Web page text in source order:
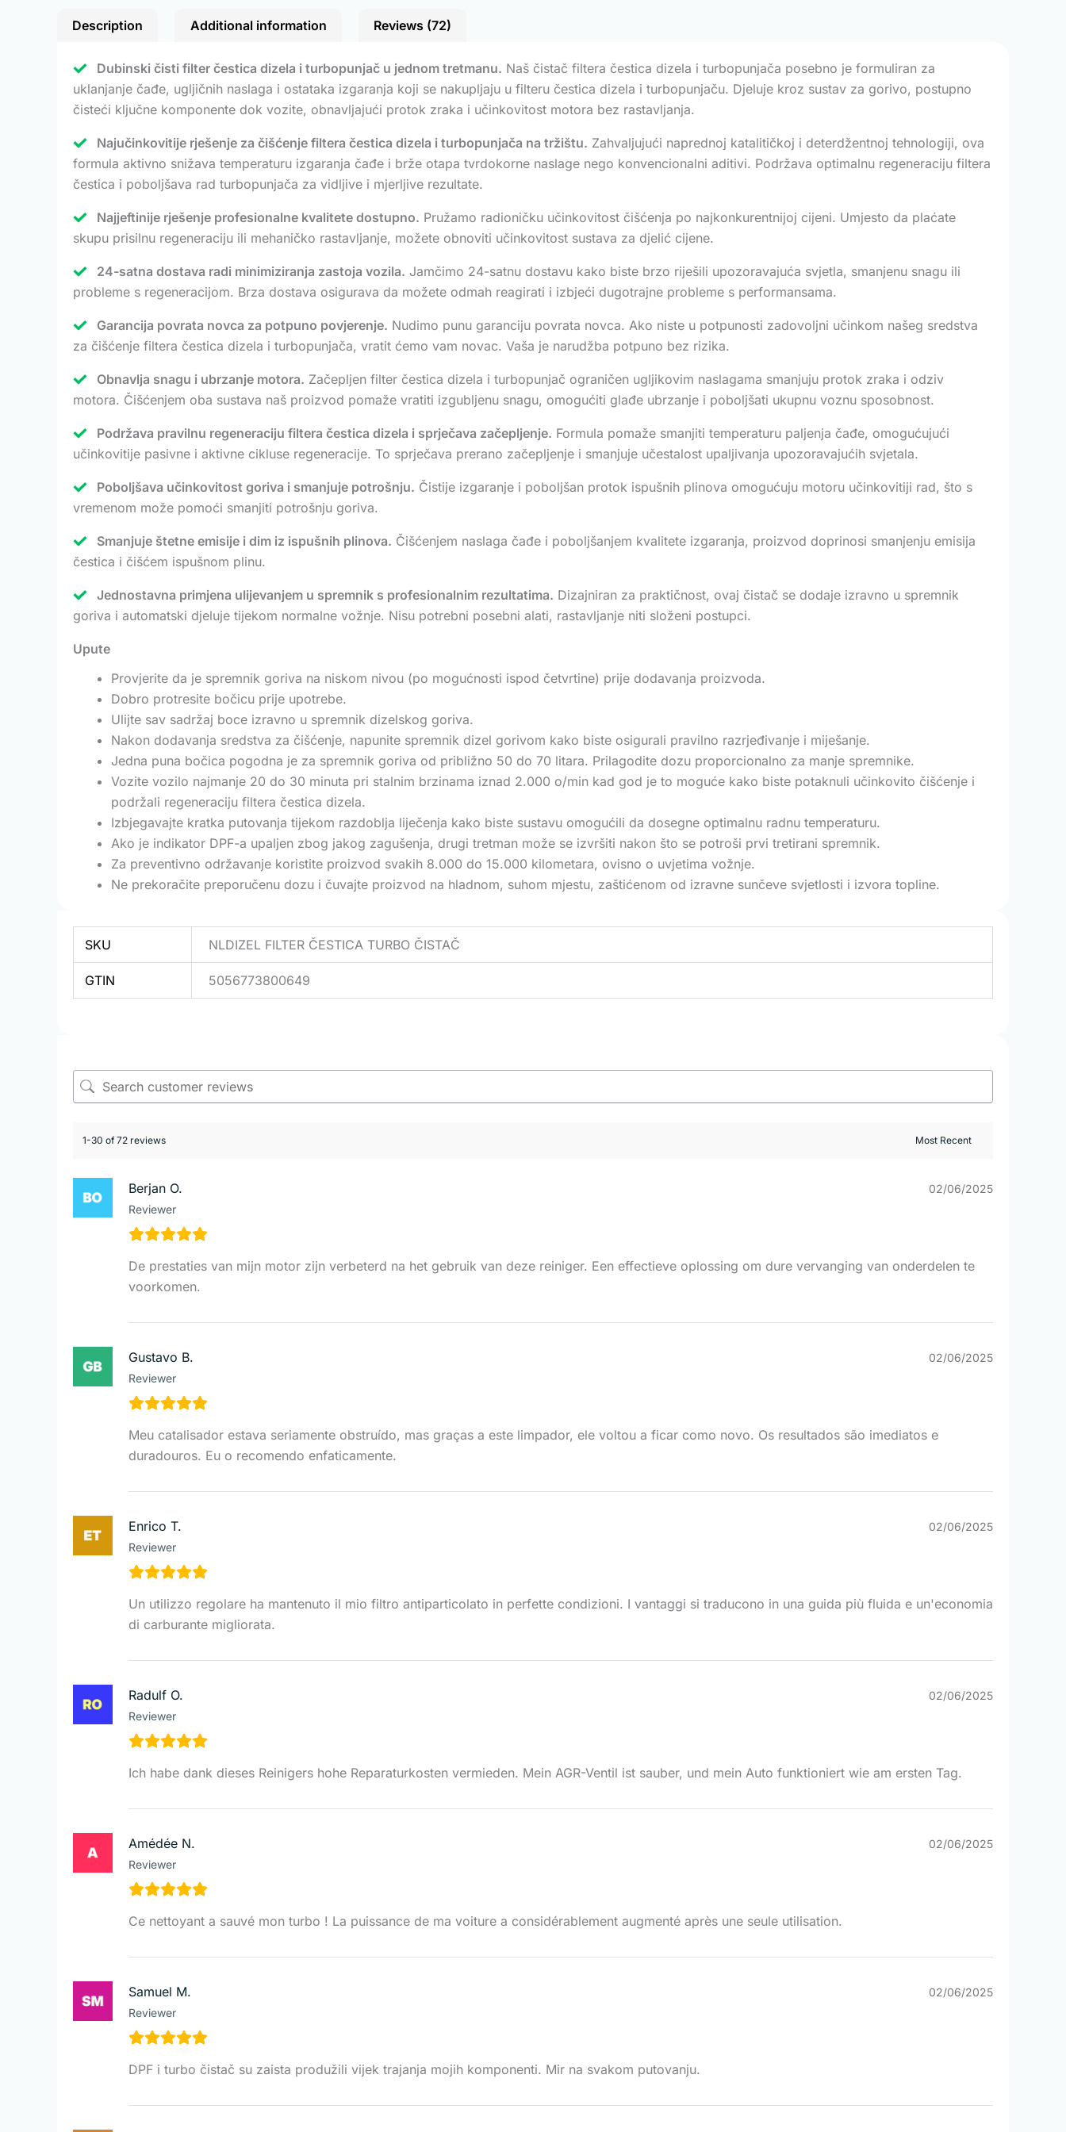
Description Additional information Reviews (72)
Dubinski čisti filter čestica dizela i turbopunjač u jednom tretmanu. Naš čistač filtera čestica dizela i turbopunjača posebno je formuliran za
uklanjanje čađe, ugljičnih naslaga i ostataka izgaranja koji se nakupljaju u filteru čestica dizela i turbopunjaču. Djeluje kroz sustav za gorivo, postupno
čisteći ključne komponente dok vozite, obnavljajući protok zraka i učinkovitost motora bez rastavljanja.
Najučinkovitije rješenje za čišćenje filtera čestica dizela i turbopunjača na tržištu. Zahvaljujući naprednoj katalitičkoj i deterdžentnoj tehnologiji, ova
formula aktivno snižava temperaturu izgaranja čađe i brže otapa tvrdokorne naslage nego konvencionalni aditivi. Podržava optimalnu regeneraciju filtera
čestica i poboljšava rad turbopunjača za vidljive i mjerljive rezultate.
Najjeftinije rješenje profesionalne kvalitete dostupno. Pružamo radioničku učinkovitost čišćenja po najkonkurentnijoj cijeni. Umjesto da plaćate
skupu prisilnu regeneraciju ili mehaničko rastavljanje, možete obnoviti učinkovitost sustava za djelić cijene.
24-satna dostava radi minimiziranja zastoja vozila. Jamčimo 24-satnu dostavu kako biste brzo riješili upozoravajuća svjetla, smanjenu snagu ili
probleme s regeneracijom. Brza dostava osigurava da možete odmah reagirati i izbjeći dugotrajne probleme s performansama.
Garancija povrata novca za potpuno povjerenje. Nudimo punu garanciju povrata novca. Ako niste u potpunosti zadovoljni učinkom našeg sredstva
za čišćenje filtera čestica dizela i turbopunjača, vratit ćemo vam novac. Vaša je narudžba potpuno bez rizika.
Obnavlja snagu i ubrzanje motora. Začepljen filter čestica dizela i turbopunjač ograničen ugljikovim naslagama smanjuju protok zraka i odziv
motora. Čišćenjem oba sustava naš proizvod pomaže vratiti izgubljenu snagu, omogućiti glađe ubrzanje i poboljšati ukupnu voznu sposobnost.
Podržava pravilnu regeneraciju filtera čestica dizela i sprječava začepljenje. Formula pomaže smanjiti temperaturu paljenja čađe, omogućujući
učinkovitije pasivne i aktivne cikluse regeneracije. To sprječava prerano začepljenje i smanjuje učestalost upaljivanja upozoravajućih svjetala.
Poboljšava učinkovitost goriva i smanjuje potrošnju. Čistije izgaranje i poboljšan protok ispušnih plinova omogućuju motoru učinkovitiji rad, što s
vremenom može pomoći smanjiti potrošnju goriva.
Smanjuje štetne emisije i dim iz ispušnih plinova. Čišćenjem naslaga čađe i poboljšanjem kvalitete izgaranja, proizvod doprinosi smanjenju emisija
čestica i čišćem ispušnom plinu.
Jednostavna primjena ulijevanjem u spremnik s profesionalnim rezultatima. Dizajniran za praktičnost, ovaj čistač se dodaje izravno u spremnik
goriva i automatski djeluje tijekom normalne vožnje. Nisu potrebni posebni alati, rastavljanje niti složeni postupci.
Upute
Provjerite da je spremnik goriva na niskom nivou (po mogućnosti ispod četvrtine) prije dodavanja proizvoda.
Dobro protresite bočicu prije upotrebe.
Ulijte sav sadržaj boce izravno u spremnik dizelskog goriva.
Nakon dodavanja sredstva za čišćenje, napunite spremnik dizel gorivom kako biste osigurali pravilno razrjeđivanje i miješanje.
Jedna puna bočica pogodna je za spremnik goriva od približno 50 do 70 litara. Prilagodite dozu proporcionalno za manje spremnike.
Vozite vozilo najmanje 20 do 30 minuta pri stalnim brzinama iznad 2.000 o/min kad god je to moguće kako biste potaknuli učinkovito čišćenje i
podržali regeneraciju filtera čestica dizela.
Izbjegavajte kratka putovanja tijekom razdoblja liječenja kako biste sustavu omogućili da dosegne optimalnu radnu temperaturu.
Ako je indikator DPF-a upaljen zbog jakog zagušenja, drugi tretman može se izvršiti nakon što se potroši prvi tretirani spremnik.
Za preventivno održavanje koristite proizvod svakih 8.000 do 15.000 kilometara, ovisno o uvjetima vožnje.
Ne prekoračite preporučenu dozu i čuvajte proizvod na hladnom, suhom mjestu, zaštićenom od izravne sunčeve svjetlosti i izvora topline.
SKU NLDIZEL FILTER ČESTICA TURBO ČISTAČ
GTIN 5056773800649
1-30 of 72 reviews
Berjan O.
Reviewer
02/06/2025
De prestaties van mijn motor zijn verbeterd na het gebruik van deze reiniger. Een effectieve oplossing om dure vervanging van onderdelen te
voorkomen.
Gustavo B.
Reviewer
02/06/2025
Meu catalisador estava seriamente obstruído, mas graças a este limpador, ele voltou a ficar como novo. Os resultados são imediatos e
duradouros. Eu o recomendo enfaticamente.
Enrico T.
Reviewer
02/06/2025
Un utilizzo regolare ha mantenuto il mio filtro antiparticolato in perfette condizioni. I vantaggi si traducono in una guida più fluida e un'economia
di carburante migliorata.
Radulf O.
Reviewer
02/06/2025
Ich habe dank dieses Reinigers hohe Reparaturkosten vermieden. Mein AGR-Ventil ist sauber, und mein Auto funktioniert wie am ersten Tag.
Amédée N.
Reviewer
02/06/2025
Ce nettoyant a sauvé mon turbo ! La puissance de ma voiture a considérablement augmenté après une seule utilisation.
Samuel M.
Reviewer
02/06/2025
DPF i turbo čistač su zaista produžili vijek trajanja mojih komponenti. Mir na svakom putovanju.